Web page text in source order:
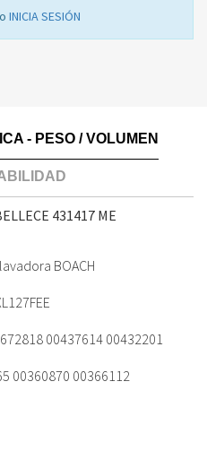
INICIA SESIÓN
- PESO / VOLUMEN
431417 ME
BOACH
00437614 00432201
00360870 00366112